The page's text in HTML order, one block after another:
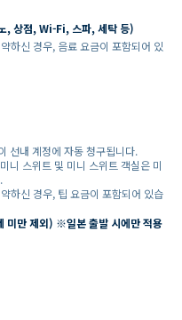
, 상점, Wi-Fi, 스파, 세탁 등)
하신 경우, 음료 요금이 포함되어 있
선내 계정에 자동 청구됩니다.
니 스위트 및 미니 스위트 객실은 미
하신 경우, 팁 요금이 포함되어 있습
미만 제외) ※일본 출발 시에만 적용